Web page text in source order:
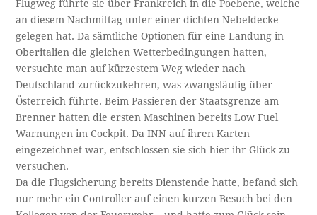
Flugweg führte sie über Frankreich in die Poebene, welche
an diesem Nachmittag unter einer dichten Nebeldecke
gelegen hat. Da sämtliche Optionen für eine Landung in
Oberitalien die gleichen Wetterbedingungen hatten,
versuchte man auf kürzestem Weg wieder nach
Deutschland zurückzukehren, was zwangsläufig über
Österreich führte. Beim Passieren der Staatsgrenze am
Brenner hatten die ersten Maschinen bereits Low Fuel
Warnungen im Cockpit. Da INN auf ihren Karten
eingezeichnet war, entschlossen sie sich hier ihr Glück zu
versuchen.
Da die Flugsicherung bereits Dienstende hatte, befand sich
nur mehr ein Controller auf einen kurzen Besuch bei den